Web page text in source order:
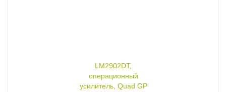
LM2902DT,
операционный
усилитель, Quad GP